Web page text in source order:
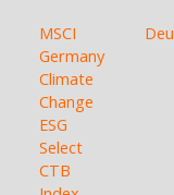
MSCI
Germany
Climate
Change
ESG
Select
CTB